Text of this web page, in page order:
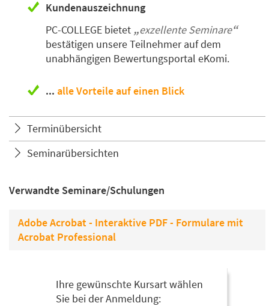
Kundenauszeichnung
PC-COLLEGE bietet
exzellente Seminare
bestätigen unsere Teilnehmer auf dem
unabhängigen Bewertungsportal eKomi.
... alle Vorteile auf einen Blick
Terminübersicht
Seminarübersichten
Verwandte Seminare/Schulungen
Adobe Acrobat - Interaktive PDF - Formulare mit
Acrobat Professional
Ihre gewünschte Kursart wählen
Sie bei der Anmeldung: